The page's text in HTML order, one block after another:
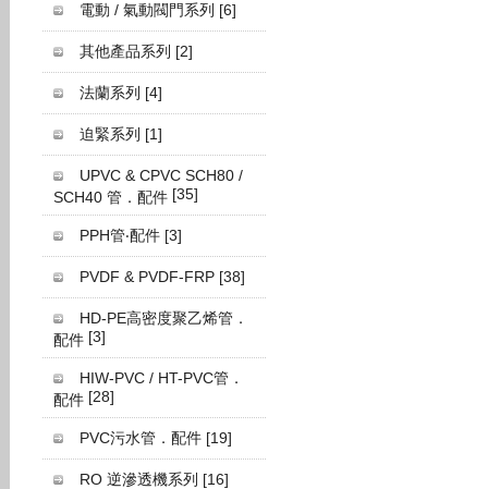
電動 / 氣動閥門系列 [6]
其他產品系列 [2]
法蘭系列 [4]
迫緊系列 [1]
UPVC & CPVC SCH80 /
SCH40 管．配件 [35]
PPH管‧配件 [3]
PVDF & PVDF-FRP [38]
HD-PE高密度聚乙烯管．
配件 [3]
HIW-PVC / HT-PVC管．
配件 [28]
PVC污水管．配件 [19]
RO 逆滲透機系列 [16]